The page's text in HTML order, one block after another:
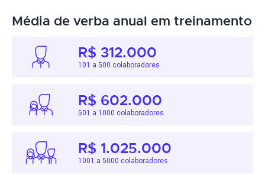
Média de verba anual em treinamento
R$ 312.000
101 a 500 colaboradores
R$ 602.000
501 a 1000 colaboradores
R$ 1.025.000
1001 a 5000 colaboradores